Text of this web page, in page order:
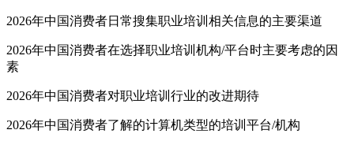
2026年中国消费者日常搜集职业培训相关信息的主要渠道
2026年中国消费者在选择职业培训机构/平台时主要考虑的因
素
2026年中国消费者对职业培训行业的改进期待
2026年中国消费者了解的计算机类型的培训平台/机构